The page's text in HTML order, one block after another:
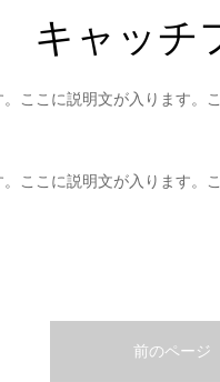
キャッチ
ここに説明文が入ります。
ここに説明文が入ります。
前のページ